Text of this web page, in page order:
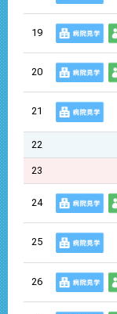
19
20
21
22
23
24
25
26